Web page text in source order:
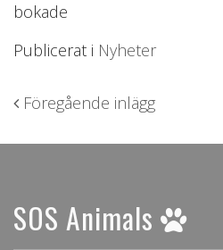
bokade
Publicerat i Nyheter
Inläggsnavigering
Föregående inlägg
SOS Animals